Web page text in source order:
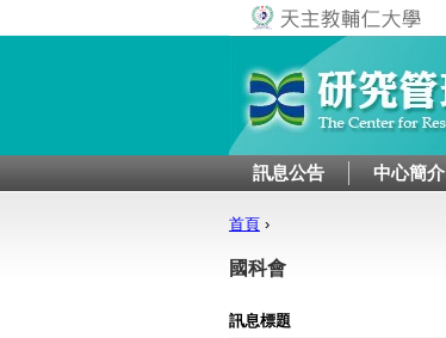
訊息公告 中心簡介
您在這裡
首頁 ›
國科會
訊息標題